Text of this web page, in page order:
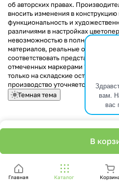
вам.
вас
В
Главная Каталог
об авторских правах.
вносить изменения в
функциональность и
различиями в настройках
невозможностью в полной мере
материалов, реальные оттенки и
соответствовать представленным
отмеченных маркерами "Скидка!"
только на складские остатки.
производство уточняется у
Темная тема